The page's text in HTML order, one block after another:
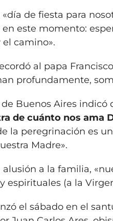
de fiesta para
en este momento:
camino».
al papa
profundamente,
Buenos Aires indicó
de cuánto nos ama
la peregrinación es
Madre».
a la familia,
espirituales (a la
el sábado en el